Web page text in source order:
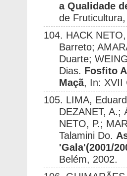
a Qualidade
de
104. HACK
Barreto;
Duarte;
Dias. Fosfito
Maçã, In: XVII
105. LIMA,
DEZANET, A.;
NETO, P.;
Talamini Do.
'Gala'(2001/
Belém, 2002.